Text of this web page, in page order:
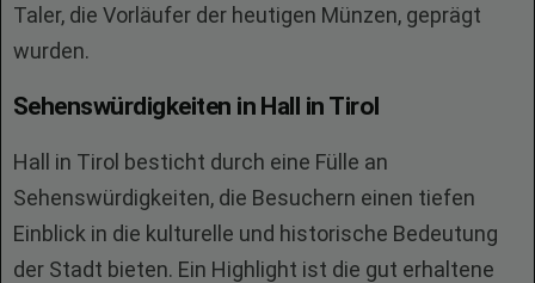
Taler, die Vorläufer der heutigen Münzen, geprägt
wurden.
Sehenswürdigkeiten in Hall in Tirol
Hall in Tirol besticht durch eine Fülle an
Sehenswürdigkeiten, die Besuchern einen tiefen
Einblick in die kulturelle und historische Bedeutung
der Stadt bieten. Ein Highlight ist die gut erhaltene